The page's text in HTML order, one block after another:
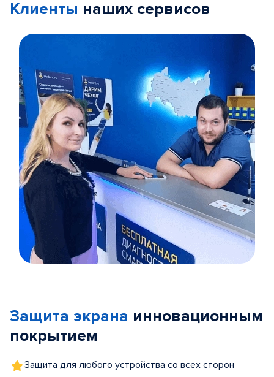
Клиенты наших сервисов
5
Защита экрана инновационным
покрытием
Защита для любого устройства со всех сторон